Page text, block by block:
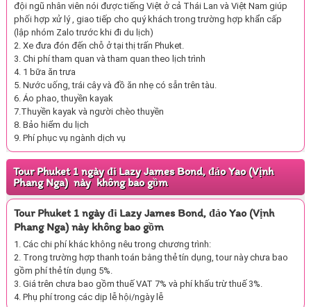
đội ngũ nhân viên nói được tiếng Việt ở cả Thái Lan và Việt Nam giúp
phối hợp xử lý , giao tiếp cho quý khách trong trường hợp khẩn cấp
(lập nhóm Zalo trước khi đi du lịch)
2. Xe đưa đón đến chỗ ở tại thị trấn Phuket.
3. Chi phí tham quan và tham quan theo lịch trình
4. 1 bữa ăn trưa
5. Nước uống, trái cây và đồ ăn nhẹ có sẵn trên tàu.
6. Áo phao, thuyền kayak
7.Thuyền kayak và người chèo thuyền
8. Bảo hiểm du lịch
9. Phí phục vụ ngành dịch vụ
Tour Phuket 1 ngày đi Lazy James Bond, đảo Yao (Vịnh
Phang Nga) này không bao gồm
Tour Phuket 1 ngày đi Lazy James Bond, đảo Yao (Vịnh
Phang Nga) này không bao gồm
1. Các chi phí khác không nêu trong chương trình:
2. Trong trường hợp thanh toán bằng thẻ tín dụng, tour này chưa bao
gồm phí thẻ tín dụng 5%.
3. Giá trên chưa bao gồm thuế VAT 7% và phí khấu trừ thuế 3%.
4. Phụ phí trong các dịp lễ hội/ngày lễ